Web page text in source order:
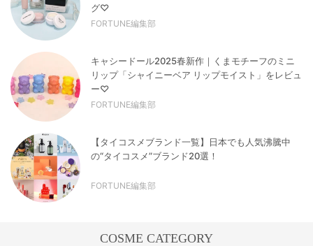
グ♡
FORTUNE編集部
キャシードール2025春新作｜くまモチーフのミニ
リップ「シャイニーベア リップモイスト」をレビュ
ー♡
FORTUNE編集部
【タイコスメブランド一覧】日本でも人気沸騰中
の“タイコスメ”ブランド20選！
FORTUNE編集部
COSME CATEGORY